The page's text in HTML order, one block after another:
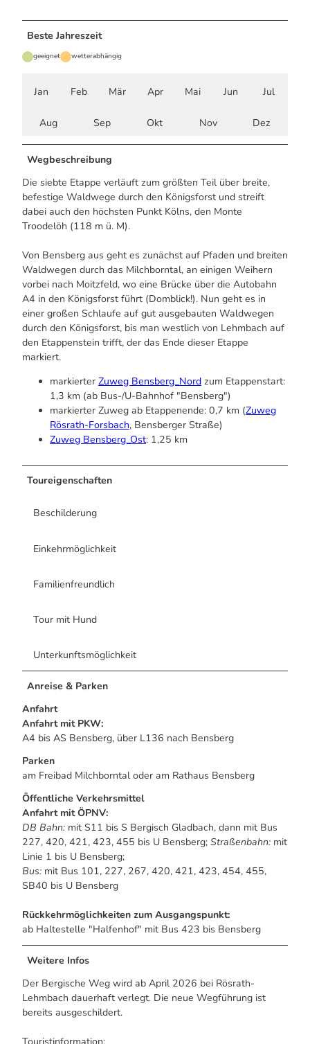
Beste Jahreszeit
geeignet wetterabhängig
Jan Feb Mär Apr Mai Jun Jul
Aug Sep Okt Nov Dez
Wegbeschreibung
Die siebte Etappe verläuft zum größten Teil über breite,
befestige Waldwege durch den Königsforst und streift
dabei auch den höchsten Punkt Kölns, den Monte
Troodelöh (118 m ü. M).
Von Bensberg aus geht es zunächst auf Pfaden und breiten
Waldwegen durch das Milchborntal, an einigen Weihern
vorbei nach Moitzfeld, wo eine Brücke über die Autobahn
A4 in den Königsforst führt (Domblick!). Nun geht es in
einer großen Schlaufe auf gut ausgebauten Waldwegen
durch den Königsforst, bis man westlich von Lehmbach auf
den Etappenstein trifft, der das Ende dieser Etappe
markiert.
markierter Zuweg Bensberg_Nord zum Etappenstart:
1,3 km (ab Bus-/U-Bahnhof "Bensberg")
markierter Zuweg ab Etappenende: 0,7 km (Zuweg
Rösrath-Forsbach, Bensberger Straße)
Zuweg Bensberg_Ost: 1,25 km
Toureigenschaften
Beschilderung
Einkehrmöglichkeit
Familienfreundlich
Tour mit Hund
Unterkunftsmöglichkeit
Anreise & Parken
Anfahrt
Anfahrt mit PKW:
A4 bis AS Bensberg, über L136 nach Bensberg
Parken
am Freibad Milchborntal oder am Rathaus Bensberg
Öffentliche Verkehrsmittel
Anfahrt mit ÖPNV:
DB Bahn: mit S11 bis S Bergisch Gladbach, dann mit Bus
227, 420, 421, 423, 455 bis U Bensberg; Straßenbahn: mit
Linie 1 bis U Bensberg;
Bus: mit Bus 101, 227, 267, 420, 421, 423, 454, 455,
SB40 bis U Bensberg
Rückkehrmöglichkeiten zum Ausgangspunkt:
ab Haltestelle "Halfenhof" mit Bus 423 bis Bensberg
Weitere Infos
Der Bergische Weg wird ab April 2026 bei Rösrath-
Lehmbach dauerhaft verlegt. Die neue Wegführung ist
bereits ausgeschildert.